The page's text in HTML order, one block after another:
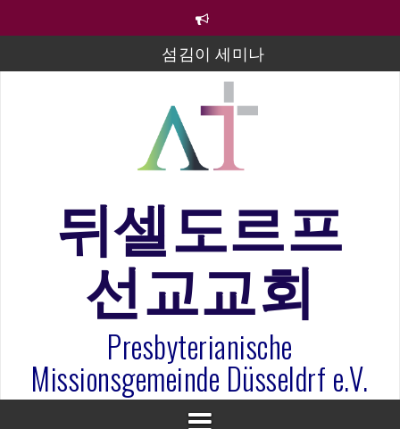
섬김이 세미나
김태희 자매 졸업연주
2023년 어린이 주일 유초등부 발표
라합3 나라 봉헌송
은퇴사-우선화 권사
20260322 주안에 가만히 머물기(요한복음 15:1-17) 손
훈목사
뒤셀도르프
선교교회
Presbyterianische
Missionsgemeinde Düsseldrf e.V.